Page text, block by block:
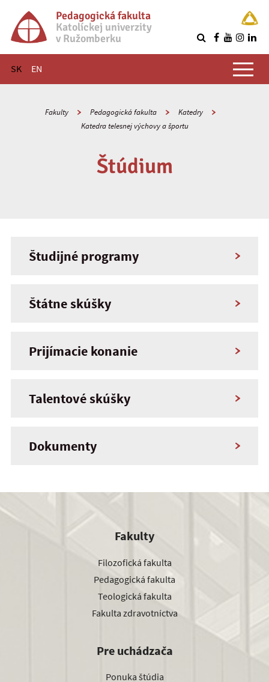
Pedagogická fakulta
Katolíckej univerzity
v Ružomberku
SK EN
Hlavné menu
Fakulty Pedagogická fakulta
Katedry
Katedra telesnej výchovy a športu
Štúdium
Študijné programy
Štátne skúšky
Prijímacie konanie
Talentové skúšky
Dokumenty
Fakulty
Filozofická fakulta
Pedagogická fakulta
Teologická fakulta
Fakulta zdravotníctva
Pre uchádzača
Ponuka štúdia